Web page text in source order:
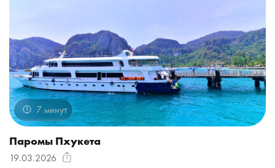
7 минут
Паромы Пхукета
19.03.2026